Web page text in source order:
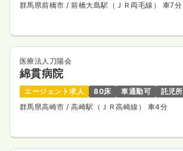
群馬県前橋市/ 前橋大島駅（ＪＲ両毛線） 車7分
医療法人刀陽会
綿貫病院
エージェント求人 80床 車通勤可
託児所
群馬県高崎市/ 高崎駅（ＪＲ高崎線） 車4分